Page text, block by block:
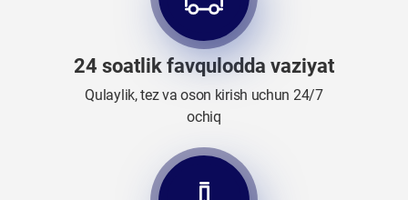
24 soatlik favqulodda vaziyat
Qulaylik, tez va oson kirish uchun 24/7
ochiq